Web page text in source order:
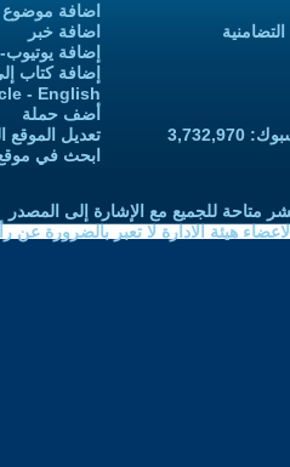
اضافة موضوع
اضافة خبر
إضافة
إضافة كتاب
- English
أضف حملة
تعديل الموقع
ابحث في موقع
متاحة للجميع مع الإشارة إلى المصدر
هيئة الادارة لا تعبر بالضرورة عن